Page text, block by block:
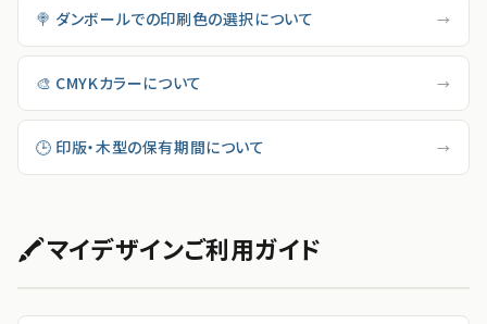
🍭 ダンボールでの印刷色の選択について →
🎨 CMYKカラーについて →
🕒 印版・木型の保有期間について →
🖍マイデザインご利用ガイド